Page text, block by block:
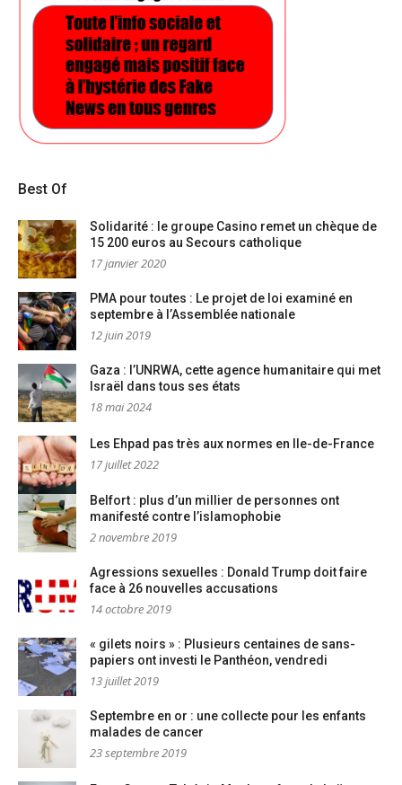
Best Of
Solidarité : le groupe Casino remet un chèque de
15 200 euros au Secours catholique
17 janvier 2020
PMA pour toutes : Le projet de loi examiné en
septembre à l’Assemblée nationale
12 juin 2019
Gaza : l’UNRWA, cette agence humanitaire qui met
Israël dans tous ses états
18 mai 2024
Les Ehpad pas très aux normes en Ile-de-France
17 juillet 2022
Belfort : plus d’un millier de personnes ont
manifesté contre l’islamophobie
2 novembre 2019
Agressions sexuelles : Donald Trump doit faire
face à 26 nouvelles accusations
14 octobre 2019
« gilets noirs » : Plusieurs centaines de sans-
papiers ont investi le Panthéon, vendredi
13 juillet 2019
Septembre en or : une collecte pour les enfants
malades de cancer
23 septembre 2019